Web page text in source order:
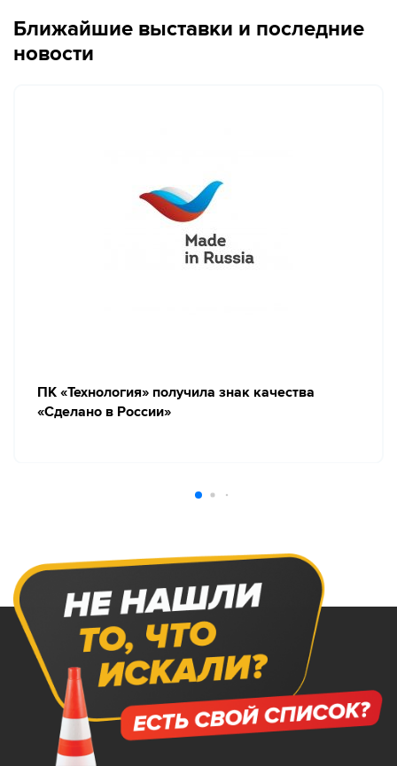
Ближайшие выставки и последние
новости
ПК «Технология» получила знак качества
«Сделано в России»